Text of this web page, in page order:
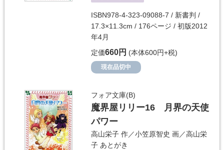
ISBN978-4-323-09088-7 / 新書判 /
17.3×11.3cm / 176ページ / 初版2012
年4月
定価660円 (本体600円+税)
現在品切中
フォア文庫(B)
魔界屋リリー16 月界の天使
パワー
高山栄子 作／小笠原智史 画／高山栄
子 あとがき